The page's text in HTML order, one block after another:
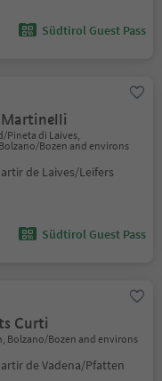
Südtirol Guest Pass
Martinelli
Pineta di Laives,
Bozen and environs
de Laives/Leifers
Südtirol Guest Pass
Curti
Bolzano/Bozen and environs
de Vadena/Pfatten